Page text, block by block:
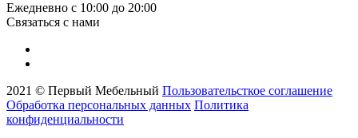
Ежедневно с 10:00 до 20:00
Связаться с нами
2021 © Первый Мебельный Пользовательсткое соглашение
Обработка персональных данных Политика
конфиденциальности